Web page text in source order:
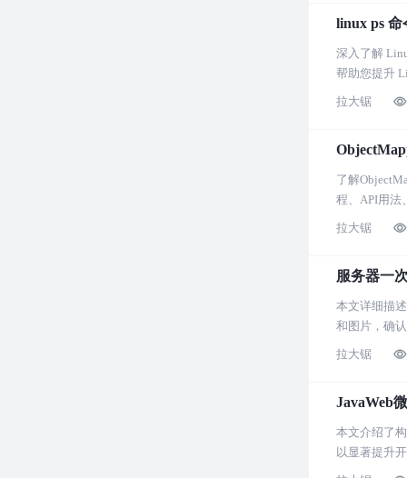
linux ps
深入了解
帮助您提升
拉大锯
了解
程、API用法
拉大锯
服务器一
本文详细描
和图片，确
系统维护具
拉大锯
JavaWeb
本文介绍了
以显著提升